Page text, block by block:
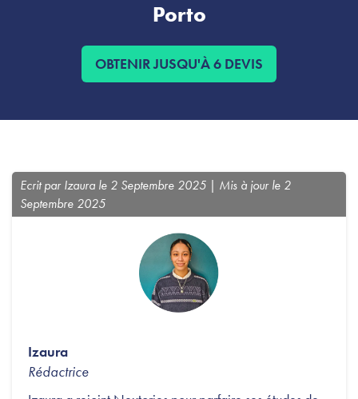
Porto
OBTENIR JUSQU'À 6 DEVIS
Ecrit par Izaura le 2 Septembre 2025 | Mis à jour le 2
Septembre 2025
Izaura
Rédactrice